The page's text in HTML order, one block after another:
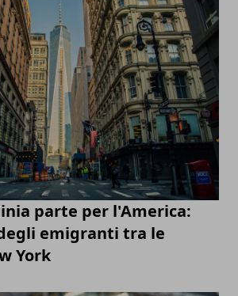
parte per l'America:
emigranti tra le
York